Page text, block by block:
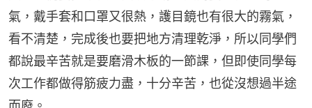
氣，戴手套和口罩又很熱，護目鏡也有很大的霧氣，
看不清楚，完成後也要把地方清理乾淨，所以同學們
都說最辛苦就是要磨滑木板的一節課，但即使同學每
次工作都做得筋疲力盡，十分辛苦，也從沒想過半途